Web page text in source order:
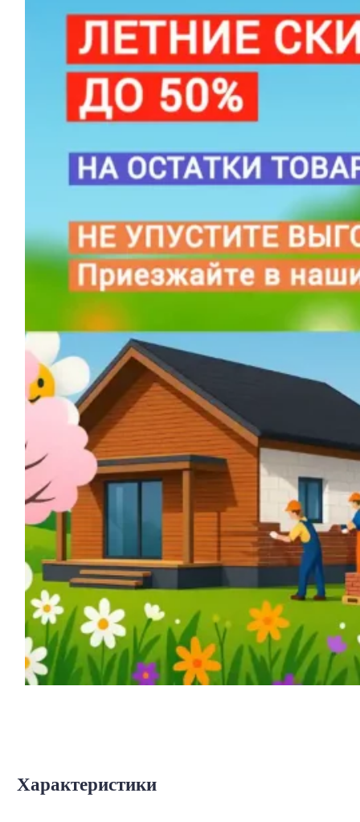
Характеристики